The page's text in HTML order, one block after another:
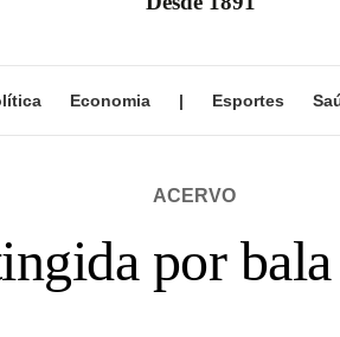
Economia | Esportes
ACERVO
por